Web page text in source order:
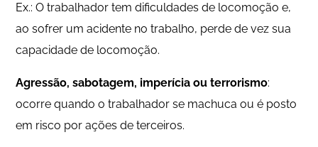
Ex.: O trabalhador tem dificuldades de locomoção e,
ao sofrer um acidente no trabalho, perde de vez sua
capacidade de locomoção.
Agressão, sabotagem, imperícia ou terrorismo:
ocorre quando o trabalhador se machuca ou é posto
em risco por ações de terceiros.